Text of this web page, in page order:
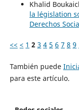
Khalid
la législation
Derechos
<< < 1 2 3 4 5 6 7 8 9
También puede
para este artículo.